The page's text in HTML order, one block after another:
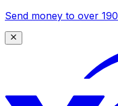
Send money to over